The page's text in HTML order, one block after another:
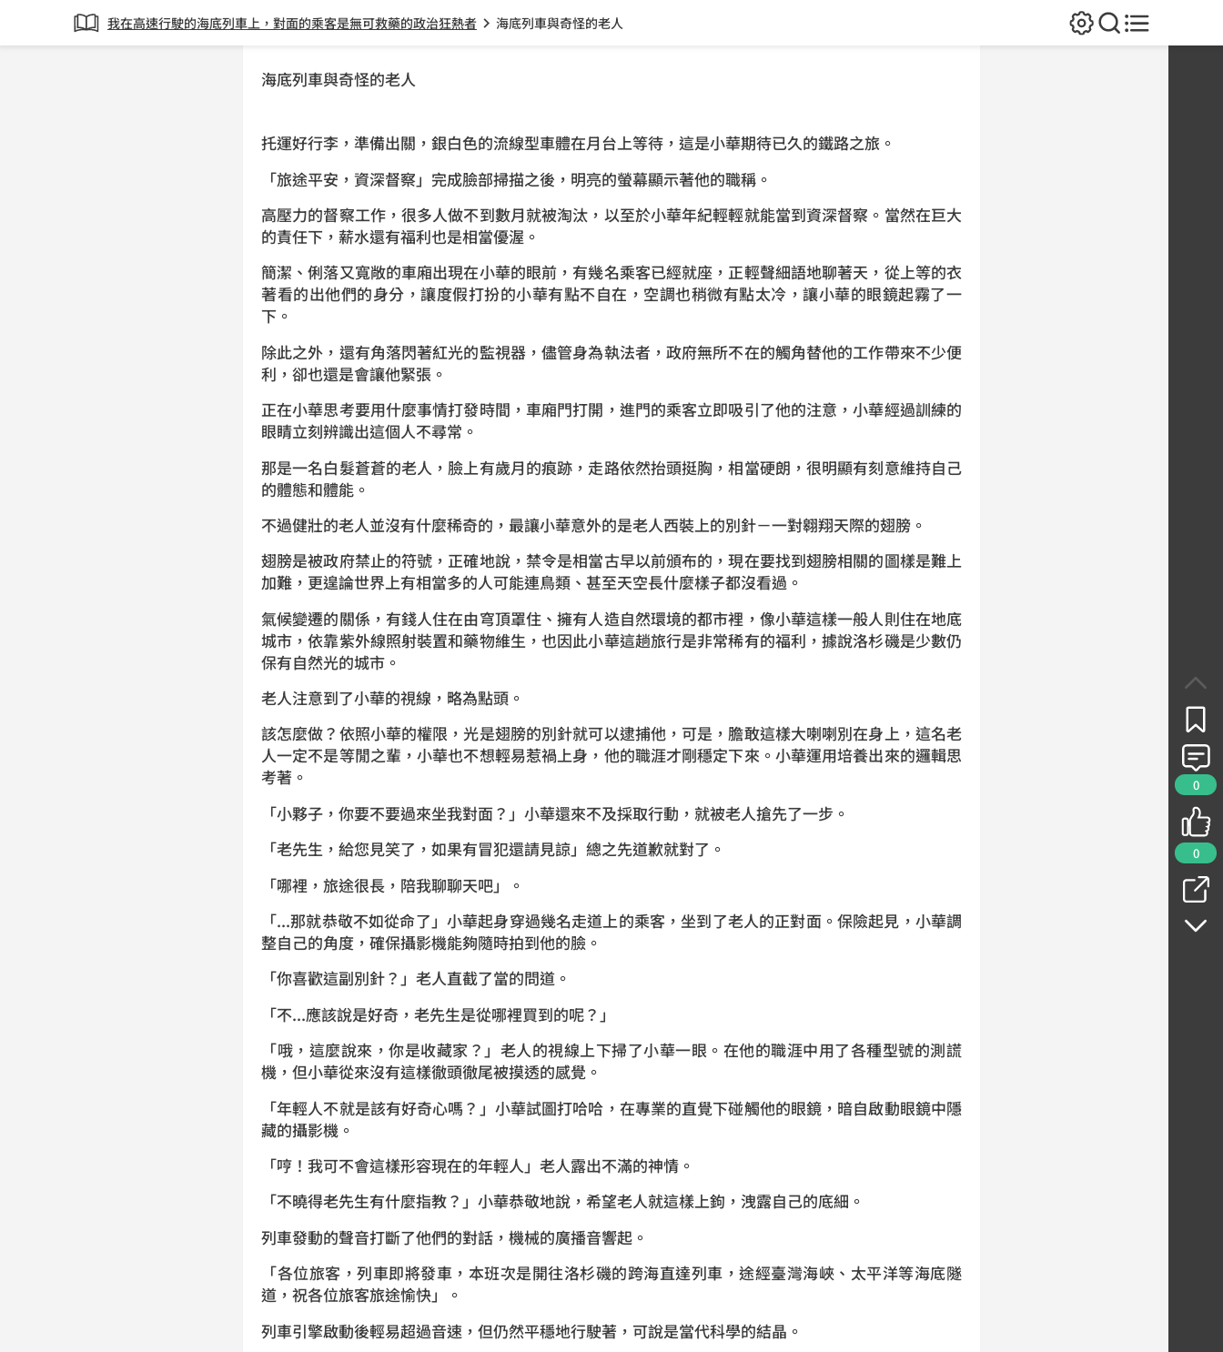
我在高速行駛的海底列車上，對面的乘客是無可救藥的政治狂熱者 chevron_right 海底列車與奇怪的老人
0
0
海底列車與奇怪的老人
托運好行李，準備出關，銀白色的流線型車體在月台上等待，這是小華期待已久的鐵路之旅。
「旅途平安，資深督察」完成臉部掃描之後，明亮的螢幕顯示著他的職稱。
高壓力的督察工作，很多人做不到數月就被淘汰，以至於小華年紀輕輕就能當到資深督察。當然在巨大
的責任下，薪水還有福利也是相當優渥。
簡潔、俐落又寬敞的車廂出現在小華的眼前，有幾名乘客已經就座，正輕聲細語地聊著天，從上等的衣
著看的出他們的身分，讓度假打扮的小華有點不自在，空調也稍微有點太冷，讓小華的眼鏡起霧了一
下。
除此之外，還有角落閃著紅光的監視器，儘管身為執法者，政府無所不在的觸角替他的工作帶來不少便
利，卻也還是會讓他緊張。
正在小華思考要用什麼事情打發時間，車廂門打開，進門的乘客立即吸引了他的注意，小華經過訓練的
眼睛立刻辨識出這個人不尋常。
那是一名白髮蒼蒼的老人，臉上有歲月的痕跡，走路依然抬頭挺胸，相當硬朗，很明顯有刻意維持自己
的體態和體能。
不過健壯的老人並沒有什麼稀奇的，最讓小華意外的是老人西裝上的別針－一對翱翔天際的翅膀。
翅膀是被政府禁止的符號，正確地說，禁令是相當古早以前頒布的，現在要找到翅膀相關的圖樣是難上
加難，更遑論世界上有相當多的人可能連鳥類、甚至天空長什麼樣子都沒看過。
氣候變遷的關係，有錢人住在由穹頂罩住、擁有人造自然環境的都市裡，像小華這樣一般人則住在地底
城市，依靠紫外線照射裝置和藥物維生，也因此小華這趟旅行是非常稀有的福利，據說洛杉磯是少數仍
保有自然光的城市。
老人注意到了小華的視線，略為點頭。
該怎麼做？依照小華的權限，光是翅膀的別針就可以逮捕他，可是，膽敢這樣大喇喇別在身上， 這名老
人一定不是等閒之輩，小華也不想輕易惹禍上身，他的職涯才剛穩定下來。小華運用培養出來的邏輯思
考著。
「小夥子，你要不要過來坐我對面？」小華還來不及採取行動，就被老人搶先了一步。
「老先生，給您見笑了，如果有冒犯還請見諒」總之先道歉就對了。
「哪裡，旅途很長，陪我聊聊天吧」。
「...那就恭敬不如從命了」小華起身穿過幾名走道上的乘客，坐到了老人的正對面。保險起見，小華調
整自己的角度，確保攝影機能夠隨時拍到他的臉。
「你喜歡這副別針？」老人直截了當的問道。
「不...應該說是好奇，老先生是從哪裡買到的呢？」
「哦，這麼說來，你是收藏家？」老人的視線上下掃了小華一眼。在他的職涯中用了各種型號的測謊
機，但小華從來沒有這樣徹頭徹尾被摸透的感覺。
「年輕人不就是該有好奇心嗎？」小華試圖打哈哈，在專業的直覺下碰觸他的眼鏡，暗自啟動眼鏡中隱
藏的攝影機。
「哼！我可不會這樣形容現在的年輕人」老人露出不滿的神情。
「不曉得老先生有什麼指教？」小華恭敬地說，希望老人就這樣上鉤，洩露自己的底細。
列車發動的聲音打斷了他們的對話，機械的廣播音響起。
「各位旅客，列車即將發車，本班次是開往洛杉磯的跨海直達列車，途經臺灣海峽、太平洋等海底隧
道，祝各位旅客旅途愉快」。
列車引擎啟動後輕易超過音速，但仍然平穩地行駛著，可說是當代科學的結晶。